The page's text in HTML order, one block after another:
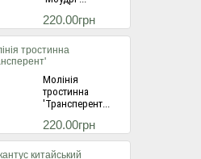
220.00грн
Молінія
тростинна
'Трансперент...
220.00грн